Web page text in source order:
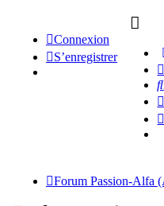
Connexion
S’enregistrer
Forum Passion-Alfa